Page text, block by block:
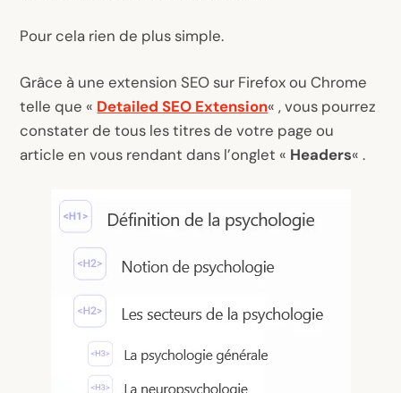
Pour cela rien de plus simple.
Grâce à une extension SEO sur Firefox ou Chrome
telle que « Detailed SEO Extension« , vous pourrez
constater de tous les titres de votre page ou
article en vous rendant dans l’onglet « Headers« .